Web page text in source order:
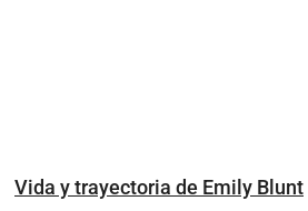
Vida y trayectoria de Emily Blunt